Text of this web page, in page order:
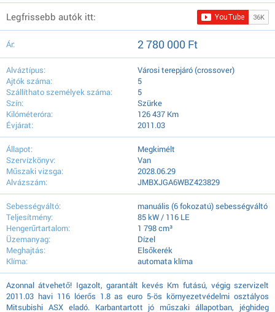
Legfrissebb autók itt:
Ár: 2 780 000 Ft
Alváztípus:
Városi terepjáró (crossover)
Ajtók száma:
5
Szállíthato személyek száma:
5
Szín:
Szürke
Kilóméteróra:
126 437 Km
Évjárat:
2011.03
Állapot:
Megkimélt
Szervízkönyv:
Van
Műszaki vizsga:
2028.06.29
Alvázszám:
JMBXJGA6WBZ423829
Sebességváltó:
manuális (6 fokozatú) sebességváltó
Teljesítmény:
85 kW / 116 LE
Hengerűrtartalom:
1 798 cm³
Üzemanyag:
Dízel
Meghajtás:
Elsőkerék
Klíma:
automata klíma
Azonnal átvehető! Igazolt, garantált kevés Km futású, végig szervizelt
2011.03 havi 116 lóerős 1.8 as euro 5-ös környezetvédelmi osztályos
Mitsubishi ASX eladó. Karbantartott jó műszaki állapotban, jéghideg